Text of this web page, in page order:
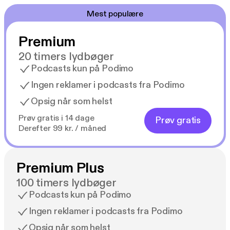
Mest populære
Premium
20 timers lydbøger
Podcasts kun på Podimo
Ingen reklamer i podcasts fra Podimo
Opsig når som helst
Prøv gratis i 14 dage
Derefter 99 kr. / måned
Prøv gratis
Premium Plus
100 timers lydbøger
Podcasts kun på Podimo
Ingen reklamer i podcasts fra Podimo